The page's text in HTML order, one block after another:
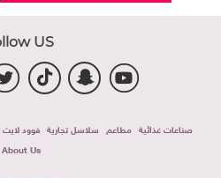
US
صناعات غذائية مطاعم سلاسل تجارية فوود لايت
About Us